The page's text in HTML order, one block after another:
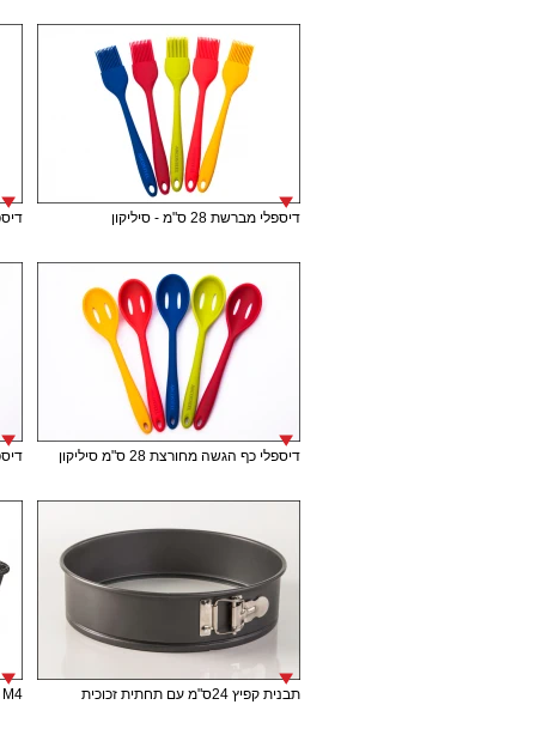
דיספלי מברשת 28 ס"מ - סיליקון
דיספלי כף הגשה מחורצת 28 ס"מ סיליקון
תבנית קפיץ 24ס"מ עם תחתית זכוכית M4 תבנית אינגליש קייק 30 ס"מ